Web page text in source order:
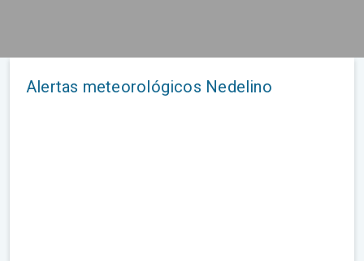
Alertas meteorológicos Nedelino